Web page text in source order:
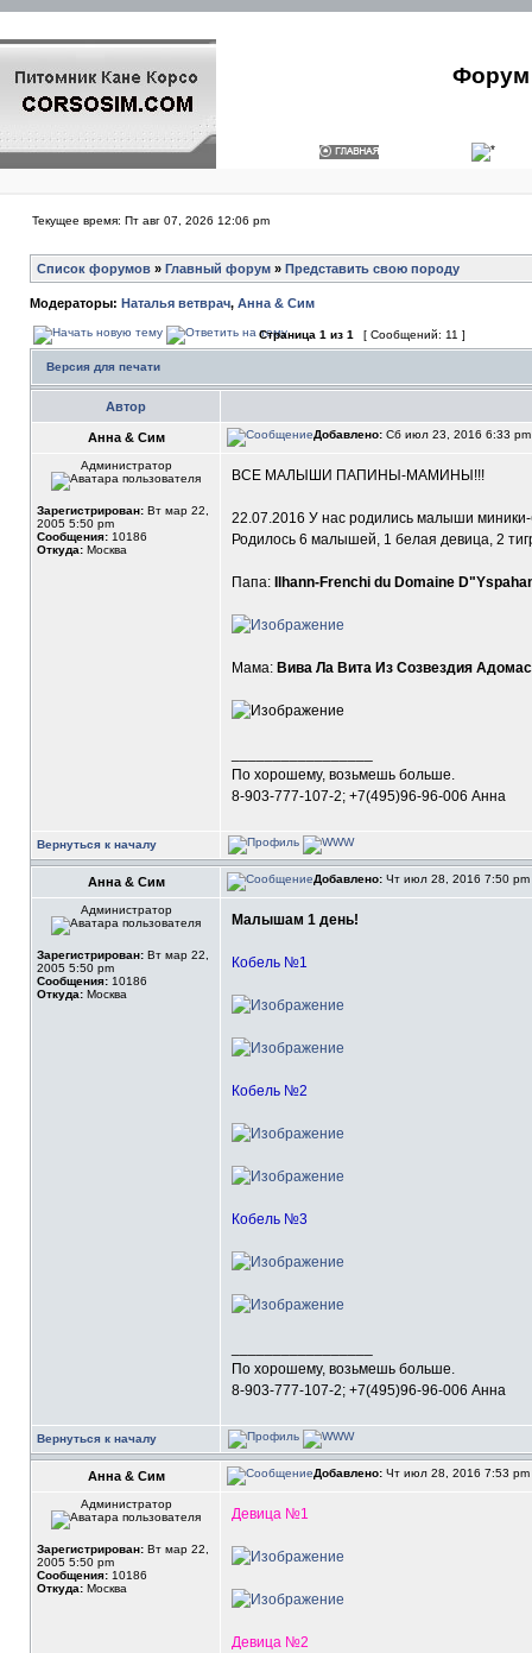
Форум
Текущее время: Пт авг 07, 2026 12:06 pm
Список форумов » Главный форум » Представить свою породу
Модераторы: Наталья ветврач, Анна & Сим
Страница 1 из 1 [ Сообщений: 11 ]
Версия для печати
Автор
Анна & Сим Добавлено: Сб июл 23, 2016 6:33
Администратор
Зарегистрирован: Вт мар 22,
2005 5:50 pm
Сообщения: 10186
Откуда: Москва
ВСЕ МАЛЫШИ ПАПИНЫ-МАМИНЫ!!!
22.07.2016 У нас родились малыши миники-
Родилось 6 малышей, 1 белая девица, 2
Папа: Ilhann-Frenchi du Domaine
Мама: Вива Ла Вита Из Созвездия
По хорошему, возьмешь больше.
8-903-777-107-2; +7(495)96-96-006 Анна
Вернуться к началу
Анна & Сим Добавлено: Чт июл 28, 2016 7:50 pm
Администратор
Зарегистрирован: Вт мар 22,
2005 5:50 pm
Сообщения: 10186
Откуда: Москва
Малышам 1 день!
Кобель №1
Кобель №2
Кобель №3
По хорошему, возьмешь больше.
8-903-777-107-2; +7(495)96-96-006 Анна
Вернуться к началу
Анна & Сим Добавлено: Чт июл 28, 2016 7:53 pm
Администратор
Зарегистрирован: Вт мар 22,
2005 5:50 pm
Сообщения: 10186
Откуда: Москва
Девица №1
Девица №2